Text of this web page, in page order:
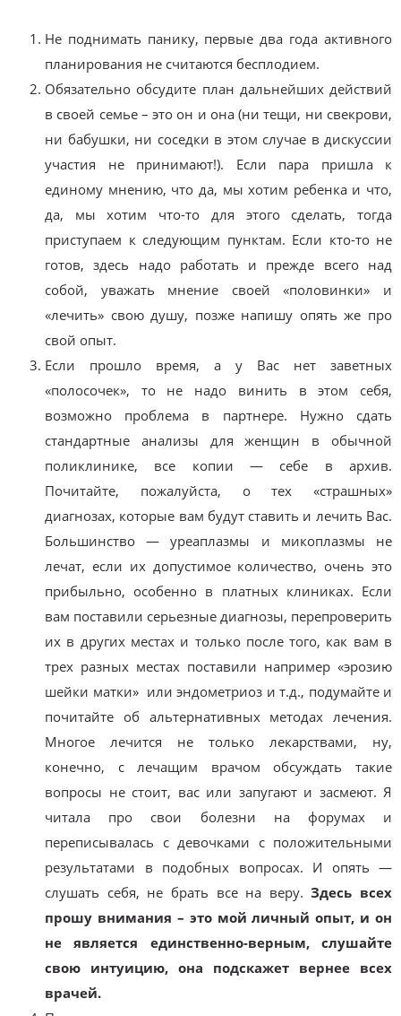
Не поднимать панику, первые два года активного
планирования не считаются бесплодием.
Обязательно обсудите план дальнейших действий
в своей семье – это он и она (ни тещи, ни свекрови,
ни бабушки, ни соседки в этом случае в дискуссии
участия не принимают!). Если пара пришла к
единому мнению, что да, мы хотим ребенка и что,
да, мы хотим что-то для этого сделать, тогда
приступаем к следующим пунктам. Если кто-то не
готов, здесь надо работать и прежде всего над
собой, уважать мнение своей «половинки» и
«лечить» свою душу, позже напишу опять же про
свой опыт.
Если прошло время, а у Вас нет заветных
«полосочек», то не надо винить в этом себя,
возможно проблема в партнере. Нужно сдать
стандартные анализы для женщин в обычной
поликлинике, все копии — себе в архив.
Почитайте, пожалуйста, о тех «страшных»
диагнозах, которые вам будут ставить и лечить Вас.
Большинство — уреаплазмы и микоплазмы не
лечат, если их допустимое количество, очень это
прибыльно, особенно в платных клиниках. Если
вам поставили серьезные диагнозы, перепроверить
их в других местах и только после того, как вам в
трех разных местах поставили например «эрозию
шейки матки» или эндометриоз и т.д., подумайте и
почитайте об альтернативных методах лечения.
Многое лечится не только лекарствами, ну,
конечно, с лечащим врачом обсуждать такие
вопросы не стоит, вас или запугают и засмеют. Я
читала про свои болезни на форумах и
переписывалась с девочками с положительными
результатами в подобных вопросах. И опять —
слушать себя, не брать все на веру.Здесь всех
прошу внимания – это мой личный опыт, и он
не является единственно-верным, слушайте
свою интуицию, она подскажет вернее всех
врачей.